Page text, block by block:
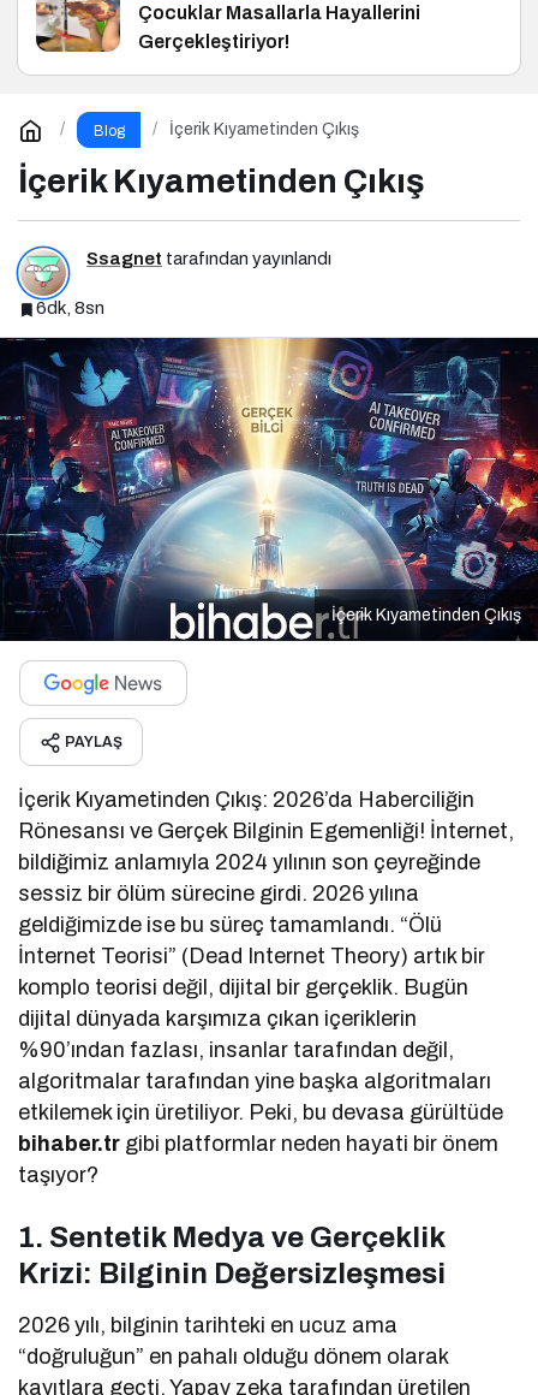
Çocuklar Masallarla Hayallerini
Gerçekleştiriyor!
Blog İçerik Kıyametinden Çıkış
İçerik Kıyametinden Çıkış
Ssagnet tarafından yayınlandı
6dk, 8sn
İçerik Kıyametinden Çıkış
PAYLAŞ
İçerik Kıyametinden Çıkış: 2026’da Haberciliğin
Rönesansı ve Gerçek Bilginin Egemenliği! İnternet,
bildiğimiz anlamıyla 2024 yılının son çeyreğinde
sessiz bir ölüm sürecine girdi. 2026 yılına
geldiğimizde ise bu süreç tamamlandı. “Ölü
İnternet Teorisi” (Dead Internet Theory) artık bir
komplo teorisi değil, dijital bir gerçeklik. Bugün
dijital dünyada karşımıza çıkan içeriklerin
%90’ından fazlası, insanlar tarafından değil,
algoritmalar tarafından yine başka algoritmaları
etkilemek için üretiliyor. Peki, bu devasa gürültüde
bihaber.tr gibi platformlar neden hayati bir önem
taşıyor?
1. Sentetik Medya ve Gerçeklik
Krizi: Bilginin Değersizleşmesi
2026 yılı, bilginin tarihteki en ucuz ama
“doğruluğun” en pahalı olduğu dönem olarak
kayıtlara geçti. Yapay zeka tarafından üretilen